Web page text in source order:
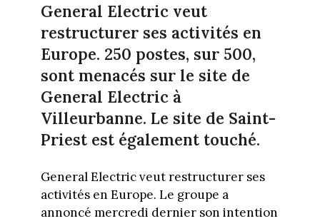
General Electric veut
restructurer ses activités en
Europe. 250 postes, sur 500,
sont menacés sur le site de
General Electric à
Villeurbanne. Le site de Saint-
Priest est également touché.
General Electric veut restructurer ses
activités en Europe. Le groupe a
annoncé mercredi dernier son intention